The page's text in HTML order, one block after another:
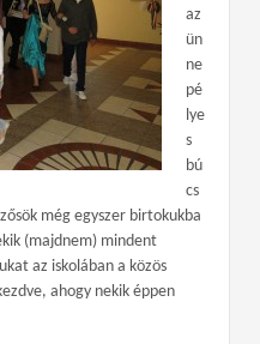
az
ün
ne
pé
lye
s
bú
cs
még egyszer birtokukba
(majdnem) mindent
az iskolában a közös
ahogy nekik éppen